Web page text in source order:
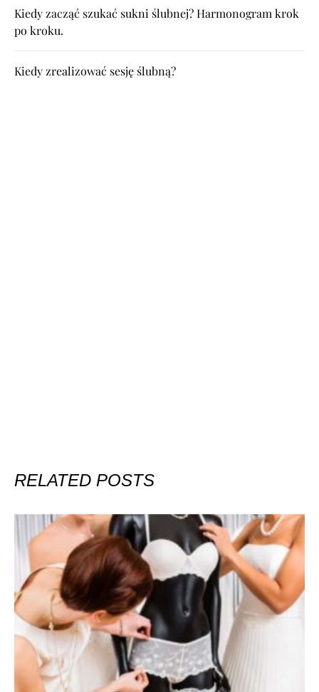
Kiedy zacząć szukać sukni ślubnej? Harmonogram krok
po kroku.
Kiedy zrealizować sesję ślubną?
RELATED POSTS